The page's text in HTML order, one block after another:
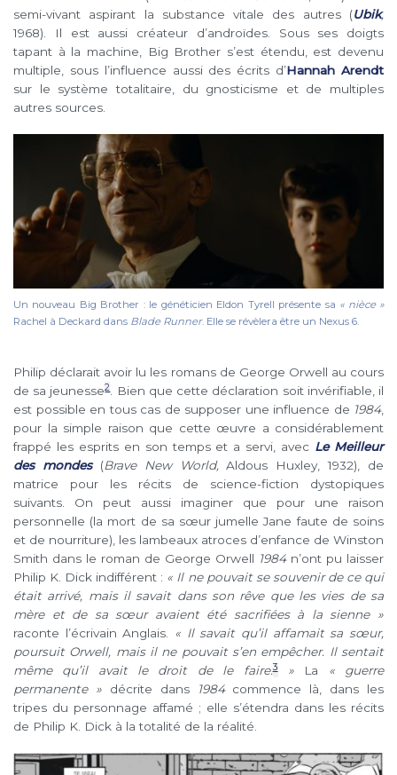
semi-vivant aspirant la substance vitale des autres (Ubik,
1968). Il est aussi créateur d’androïdes. Sous ses doigts
tapant à la machine, Big Brother s’est étendu, est devenu
multiple, sous l’influence aussi des écrits d’Hannah Arendt
sur le système totalitaire, du gnosticisme et de multiples
autres sources.
Un nouveau Big Brother : le généticien Eldon Tyrell présente sa « nièce »
Rachel à Deckard dans Blade Runner. Elle se révèlera être un Nexus 6.
Philip déclarait avoir lu les romans de George Orwell au cours
de sa jeunesse2. Bien que cette déclaration soit invérifiable, il
est possible en tous cas de supposer une influence de 1984,
pour la simple raison que cette œuvre a considérablement
frappé les esprits en son temps et a servi, avec Le Meilleur
des mondes(Brave New World,Aldous Huxley, 1932), de
matrice pour les récits de science-fiction dystopiques
suivants. On peut aussi imaginer que pour une raison
personnelle (la mort de sa sœur jumelle Jane faute de soins
et de nourriture), les lambeaux atroces d’enfance de Winston
Smith dans le roman de George Orwell 1984n’ont pu laisser
Philip K. Dick indifférent : « Il ne pouvait se souvenir de ce qui
était arrivé, mais il savait dans son rêve que les vies de sa
mère et de sa sœur avaient été sacrifiées à la sienne »
raconte l’écrivain Anglais. « Il savait qu’il affamait sa sœur,
poursuit Orwell, mais il ne pouvait s’en empêcher. Il sentait
même qu’il avait le droit de le faire.3» La « guerre
permanente » décrite dans 1984 commence là, dans les
tripes du personnage affamé ; elle s’étendra dans les récits
de Philip K. Dick à la totalité de la réalité.